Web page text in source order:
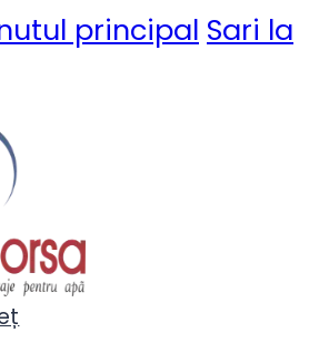
principal Sari la